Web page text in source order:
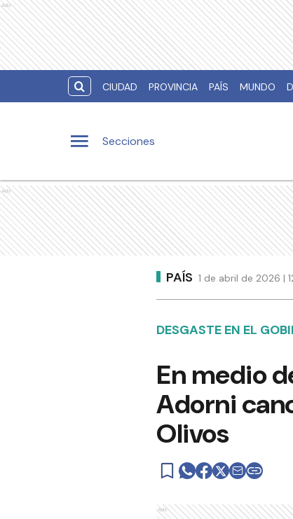
Ads
CIUDAD PROVINCIA PAÍS MUNDO
Secciones
Ads
PAÍS 1 de abril de 2026 |
DESGASTE EN EL
En medio
Adorni
Olivos
Ads